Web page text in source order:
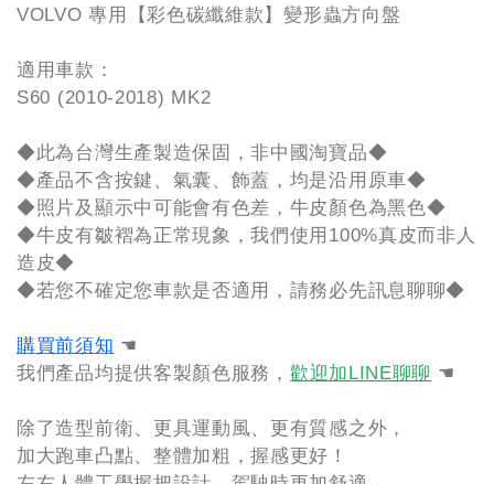
VOLVO 專用【彩色碳纖維款】變形蟲方向盤
適用車款：
S60 (2010-2018) MK2
◆此為台灣生產製造保固，非中國淘寶品◆
◆產品不含按鍵、氣囊、飾蓋，均是沿用原車◆
◆照片及顯示中可能會有色差，牛皮顏色為黑色◆
◆牛皮有皺褶為正常現象，我們使用100%真皮而非人
造皮◆
◆若您不確定您車款是否適用，請務必先訊息聊聊◆
購買前須知 ☚
我們產品均提供客製顏色服務， 歡迎加LINE聊聊 ☚
除了造型前衛、更具運動風、更有質感之外，
加大跑車凸點、整體加粗，握感更好！